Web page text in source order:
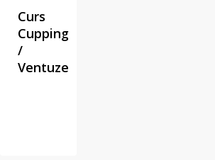
Curs
Cupping
/
Ventuze